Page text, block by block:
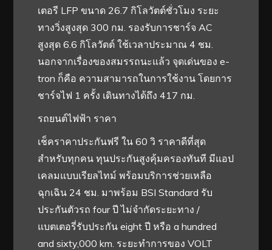
เตอรี LFP ขนาด 26.7 กิโลวัตต์ชั่วโมง ระยะ
ทางวิ่งสูงสุด 300 กม. รองรับการชาร์จ AC
สูงสุด 6.6 กิโลวัตต์ ใช้เวลาประมาณ 4 ชม.
นอกจากเรื่องของสมรรถนะแล้ว จุดเด่นของ e-
tron ก็คือ ความสามารถในการใช้งาน โดยการ
ชาร์จไฟ 1 ครั้ง เดินทางได้ถึง 417 กม.
รถยนต์ไฟฟ้า ราคา
เช็คราคาประกันฟรี ใน 60 วิ ราคาดีที่สุด
สำหรับทุกคน ทุนประกันสูงคุ้มครองทันที มีแอป
เคลมแบบเรียลไทม์ พร้อมบริการช่วยเหลือ
ฉุกเฉิน 24 ชม. มาพร้อม BSI Standard รับ
ประกันตัวรถ four ปี ไม่จำกัดระยะทาง /
แบตเตอรี่รับประกัน eight ปี หรือ a hundred
and sixty,000 km. ระยะทำการของ VOLT